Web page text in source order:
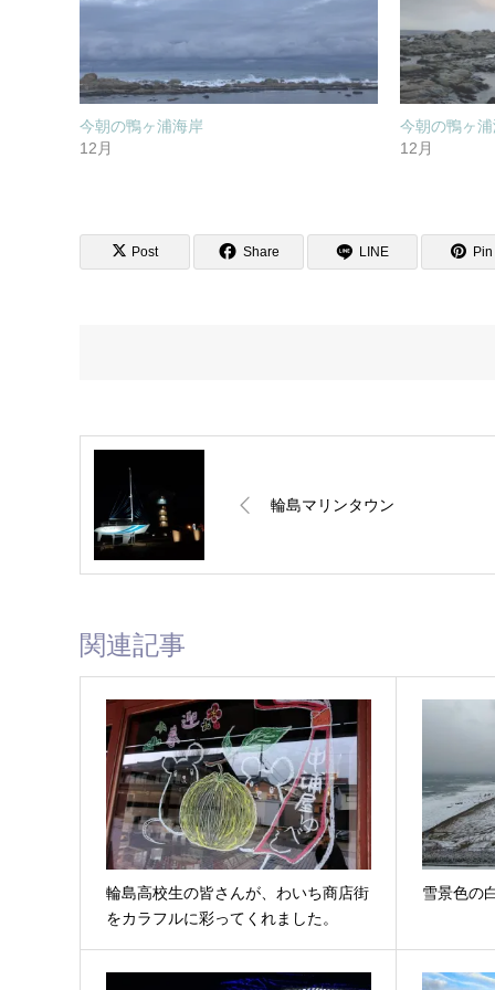
今朝の鴨ヶ浦海岸
12月
今朝の鴨ヶ
12月
Post Share LINE
輪島マリンタウン
関連記事
輪島高校生の皆さんが、わいち商店街
をカラフルに彩ってくれました。
雪景色の